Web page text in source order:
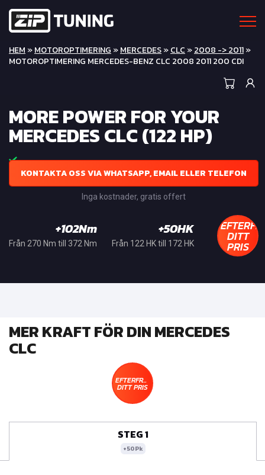
HEM »MOTOROPTIMERING »MERCEDES»CLC »2008 -> 2011»
MOTOROPTIMERING MERCEDES-BENZ CLC 2008 2011 200 CDI
MORE POWER FOR YOUR
MERCEDES CLC (122 HP)
KONTAKTA OSS VIA WHATSAPP, EMAIL ELLER TELEFON
Inga kostnader, gratis offert
+102Nm
Från 270 Nm till 372 Nm
+50HK
Från 122 HK till 172 HK DITT
PRIS
MER KRAFT FÖR DIN MERCEDES
CLC
EFTERFRÅGA
DITT PRIS
STEG 1
+50Pk